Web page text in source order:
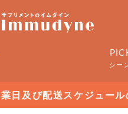
シー
業日及び配送スケジュー